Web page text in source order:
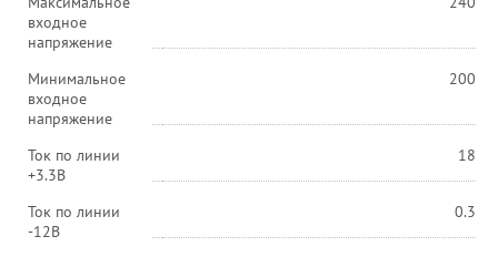
входное
напряжение
Минимальное
входное
напряжение
200
Ток по линии
+3.3В
18
Ток по линии
-12В
0.3